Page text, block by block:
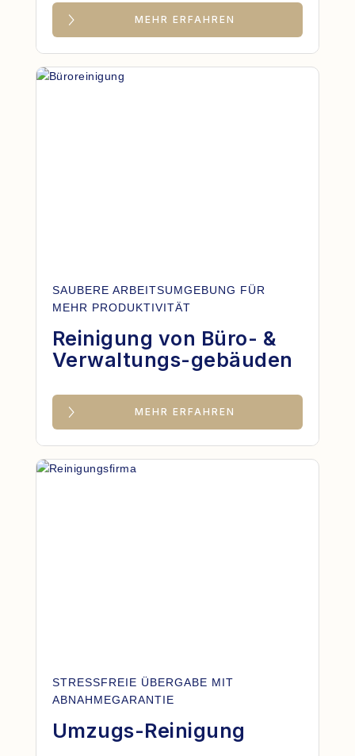
MEHR ERFAHREN
SAUBERE ARBEITSUMGEBUNG FÜR
MEHR PRODUKTIVITÄT
Reinigung von Büro- &
Verwaltungs-gebäuden
MEHR ERFAHREN
STRESSFREIE ÜBERGABE MIT
ABNAHMEGARANTIE
Umzugs-Reinigung